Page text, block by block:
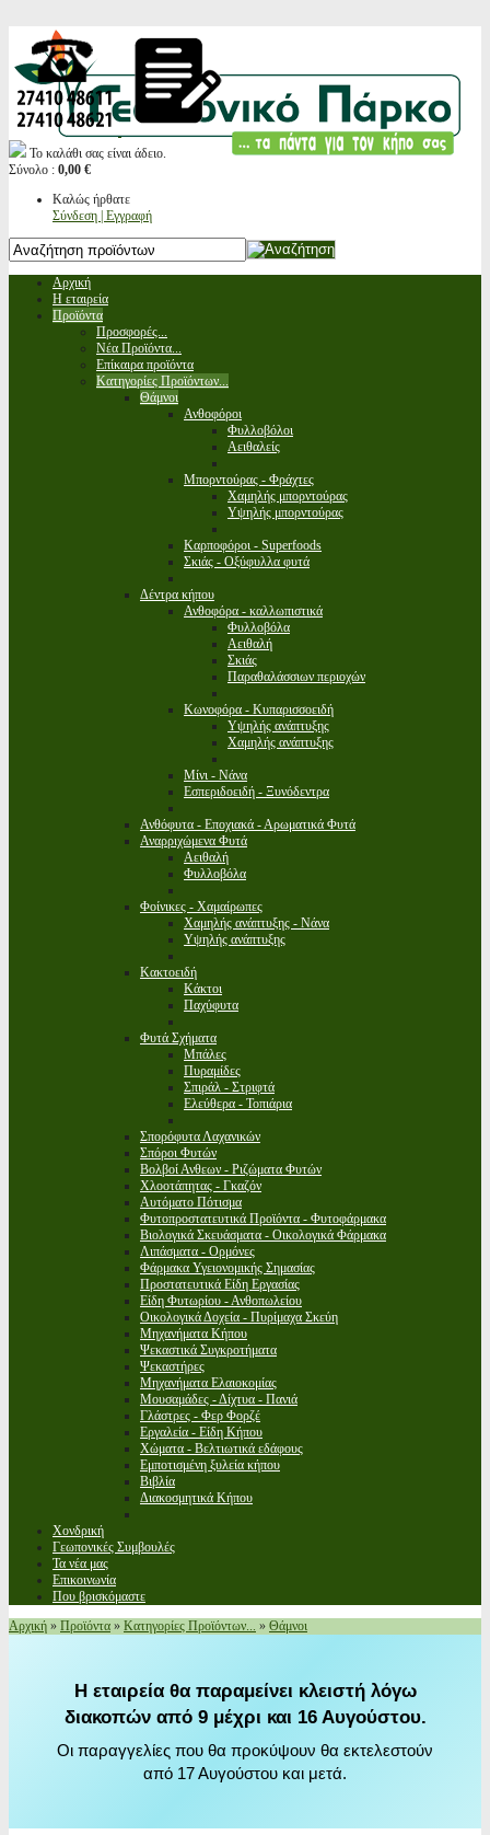
Το καλάθι σας είναι άδειο.
Σύνολο : 0,00 €
Καλώς ήρθατε
Σύνδεση | Εγγραφή
Αρχική
Η εταιρεία
Προϊόντα
Προσφορές...
Νέα Προϊόντα...
Επίκαιρα προϊόντα
Κατηγορίες Προϊόντων...
Θάμνοι
Ανθοφόροι
Φυλλοβόλοι
Αειθαλείς
Μπορντούρας - Φράχτες
Χαμηλής μπορντούρας
Υψηλής μπορντούρας
Καρποφόροι - Superfoods
Σκιάς - Οξύφυλλα φυτά
Δέντρα κήπου
Ανθοφόρα - καλλωπιστικά
Φυλλοβόλα
Αειθαλή
Σκιάς
Παραθαλάσσιων περιοχών
Κωνοφόρα - Κυπαρισσοειδή
Υψηλής ανάπτυξης
Χαμηλής ανάπτυξης
Μίνι - Νάνα
Εσπεριδοειδή - Ξυνόδεντρα
Ανθόφυτα - Εποχιακά - Αρωματικά Φυτά
Αναρριχώμενα Φυτά
Αειθαλή
Φυλλοβόλα
Φοίνικες - Χαμαίρωπες
Χαμηλής ανάπτυξης - Νάνα
Υψηλής ανάπτυξης
Κακτοειδή
Κάκτοι
Παχύφυτα
Φυτά Σχήματα
Μπάλες
Πυραμίδες
Σπιράλ - Στριφτά
Ελεύθερα - Τοπιάρια
Σπορόφυτα Λαχανικών
Σπόροι Φυτών
Βολβοί Ανθεων - Ριζώματα Φυτών
Χλοοτάπητας - Γκαζόν
Αυτόματο Πότισμα
Φυτοπροστατευτικά Προϊόντα - Φυτοφάρμακα
Βιολογικά Σκευάσματα - Οικολογικά Φάρμακα
Λιπάσματα - Ορμόνες
Φάρμακα Υγειονομικής Σημασίας
Προστατευτικά Είδη Εργασίας
Είδη Φυτωρίου - Ανθοπωλείου
Οικολογικά Δοχεία - Πυρίμαχα Σκεύη
Μηχανήματα Κήπου
Ψεκαστικά Συγκροτήματα
Ψεκαστήρες
Μηχανήματα Ελαιοκομίας
Μουσαμάδες - Δίχτυα - Πανιά
Γλάστρες - Φερ Φορζέ
Εργαλεία - Είδη Κήπου
Χώματα - Βελτιωτικά εδάφους
Εμποτισμένη ξυλεία κήπου
Βιβλία
Διακοσμητικά Κήπου
Χονδρική
Γεωπονικές Συμβουλές
Τα νέα μας
Επικοινωνία
Που βρισκόμαστε
Αρχική » Προϊόντα » Κατηγορίες Προϊόντων... » Θάμνοι
Η εταιρεία θα παραμείνει κλειστή λόγω
διακοπών από 9 μέχρι και 16 Αυγούστου.
Οι παραγγελίες που θα προκύψουν θα εκτελεστούν
από 17 Αυγούστου και μετά.